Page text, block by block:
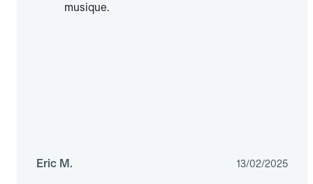
musique.
Eric M. 13/02/2025